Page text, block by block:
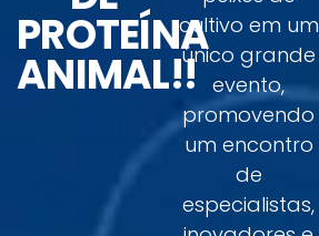
PROTEÍNA
ANIMAL!!
cultivo em um
único grande
evento,
promovendo
um encontro
de
especialistas,